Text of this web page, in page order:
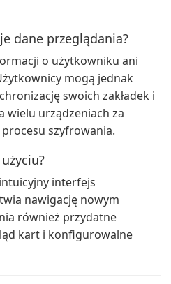
dane przeglądania?
o użytkowniku ani
mogą jednak
swoich zakładek i
wielu urządzeniach za
szyfrowania.
interfejs
nawigację nowym
również przydatne
kart i konfigurowalne